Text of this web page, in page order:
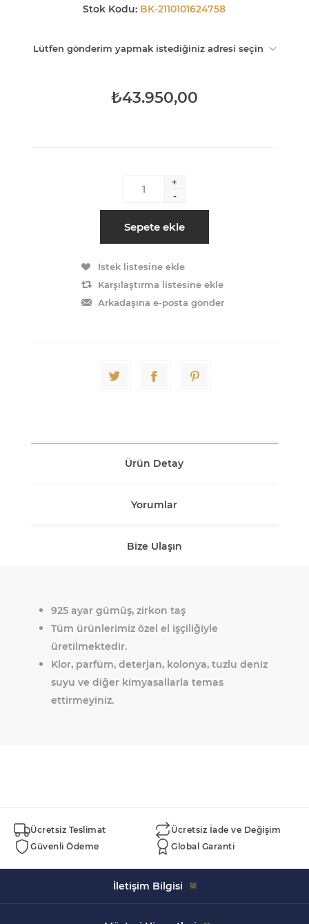
Stok Kodu: BK-2110101624758
Lütfen gönderim yapmak istediğiniz adresi seçin
₺43.950,00
+
-
Sepete ekle
İstek listesine ekle
Karşılaştırma listesine ekle
Arkadaşına e-posta gönder
Ürün Detay
Yorumlar
Bize Ulaşın
925 ayar gümüş, zirkon taş
Tüm ürünlerimiz özel el işçiliğiyle
üretilmektedir.
Klor, parfüm, deterjan, kolonya, tuzlu deniz
suyu ve diğer kimyasallarla temas
ettirmeyiniz.
Ücretsiz Teslimat
Ücretsiz İade ve Değişim
Güvenli Ödeme
Global Garanti
İletişim Bilgisi